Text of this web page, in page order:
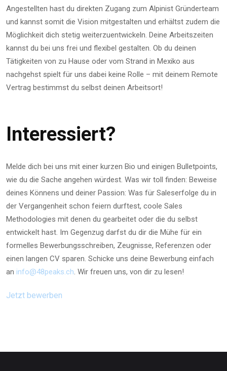
Angestellten hast du direkten Zugang zum Alpinist Gründerteam
und kannst somit die Vision mitgestalten und erhältst zudem die
Möglichkeit dich stetig weiterzuentwickeln. Deine Arbeitszeiten
kannst du bei uns frei und flexibel gestalten. Ob du deinen
Tätigkeiten von zu Hause oder vom Strand in Mexiko aus
nachgehst spielt für uns dabei keine Rolle – mit deinem Remote
Vertrag bestimmst du selbst deinen Arbeitsort!
Interessiert?
Melde dich bei uns mit einer kurzen Bio und einigen Bulletpoints,
wie du die Sache angehen würdest. Was wir toll finden: Beweise
deines Könnens und deiner Passion: Was für Saleserfolge du in
der Vergangenheit schon feiern durftest, coole Sales
Methodologies mit denen du gearbeitet oder die du selbst
entwickelt hast. Im Gegenzug darfst du dir die Mühe für ein
formelles Bewerbungsschreiben, Zeugnisse, Referenzen oder
einen langen CV sparen. Schicke uns deine Bewerbung einfach
an info@48peaks.ch. Wir freuen uns, von dir zu lesen!
Jetzt bewerben